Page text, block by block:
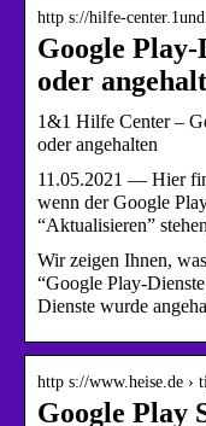
http s://hilfe-
Google Play-
oder
1&1 Hilfe Center –
oder angehalten
11.05.2021 — Hier
wenn der Google
“Aktualisieren”
Wir zeigen Ihnen,
“Google Play-
Dienste wurde
http s://www.heise.de ›
Google Play